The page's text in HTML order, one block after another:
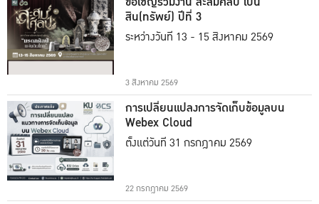
สิน(ทรัพย์) ปีที่ 3
ระหว่างวันที่ 13 - 15 สิงหาคม 2569
3 สิงหาคม 2569
การเปลี่ยนแปลงการจัดเก็บข้อมูลบน
Webex Cloud
ตั้งแต่วันที่ 31 กรกฎาคม 2569
22 กรกฎาคม 2569